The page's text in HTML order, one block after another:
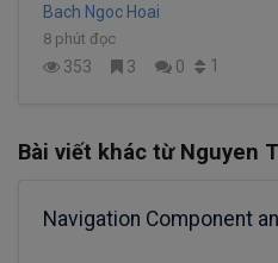
Bach Ngoc Hoai
8 phút đọc
353 3 0 1
Bài viết khác từ Nguyen
Navigation Component